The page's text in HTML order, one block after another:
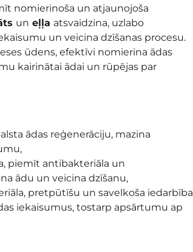
nomierinoša un atjaunojoša
un eļļa atsvaidzina, uzlabo
un veicina dzīšanas procesu.
ūdens, efektīvi nomierina ādas
kairinātai ādai un rūpējas par
ādas reģenerāciju, mazina
piemīt antibakteriāla un
ādu un veicina dzīšanu,
, pretpūtīšu un savelkoša iedarbība
iekaisumus, tostarp apsārtumu ap